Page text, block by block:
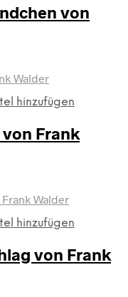
von
hinzufügen
Frank
hinzufügen
von Frank